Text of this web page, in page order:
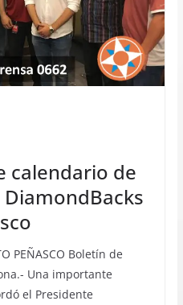
calendario de
PEÑASCO Boletín de
Una importante
el Presidente